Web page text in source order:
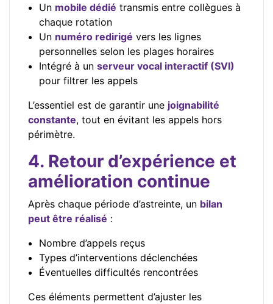
Un mobile dédié transmis entre collègues à
chaque rotation
Un numéro redirigé vers les lignes
personnelles selon les plages horaires
Intégré à unserveur vocal interactif (SVI)
pour filtrer les appels
L’essentiel est de garantir une joignabilité
constante, tout en évitant les appels hors
périmètre.
4. Retour d’expérience et
amélioration continue
Après chaque période d’astreinte, un bilan
peut être réalisé :
Nombre d’appels reçus
Types d’interventions déclenchées
Éventuelles difficultés rencontrées
Ces éléments permettent d’ajuster les